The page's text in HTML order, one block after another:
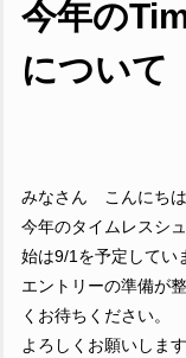
今年の
について
みなさん こんにちは
今年のタイムレスシ
始は9/1を予定してい
エントリーの準備が
くお待ちください。
よろしくお願いしま